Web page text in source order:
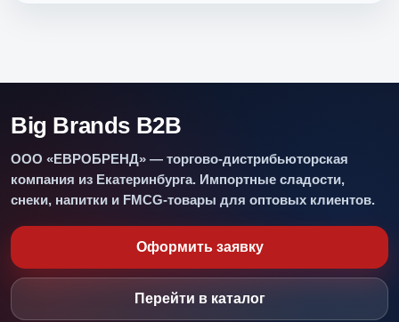
Big Brands B2B
ООО «ЕВРОБРЕНД» — торгово-дистрибьюторская
компания из Екатеринбурга. Импортные сладости,
снеки, напитки и FMCG-товары для оптовых клиентов.
Оформить заявку
Перейти в каталог